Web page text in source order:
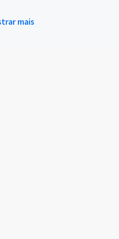
mais